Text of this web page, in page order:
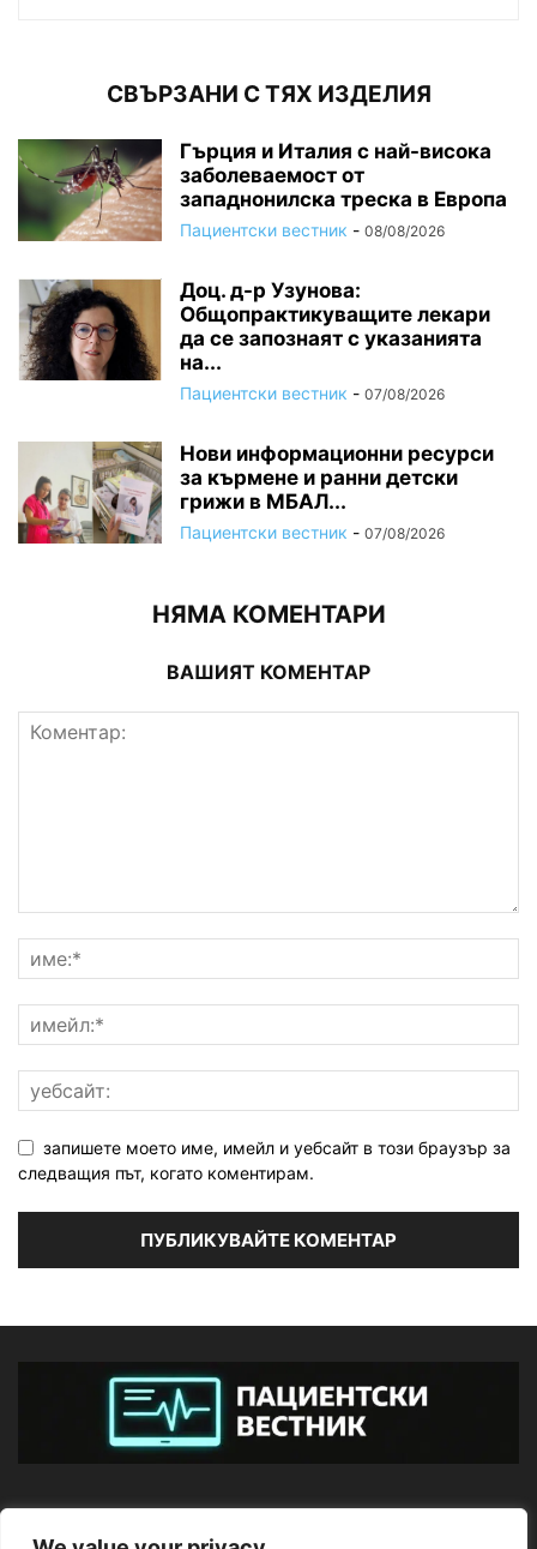
СВЪРЗАНИ С ТЯХ ИЗДЕЛИЯ
Гърция и Италия с най-висока
заболеваемост от
западнонилска треска в Европа
Пациентски вестник - 08/08/2026
Доц. д-р Узунова:
Общопрактикуващите лекари
да се запознаят с указанията
на...
Пациентски вестник - 07/08/2026
Нови информационни ресурси
за кърмене и ранни детски
грижи в МБАЛ...
Пациентски вестник - 07/08/2026
НЯМА КОМЕНТАРИ
ВАШИЯТ КОМЕНТАР
запишете моето име, имейл и уебсайт в този браузър за
следващия път, когато коментирам.